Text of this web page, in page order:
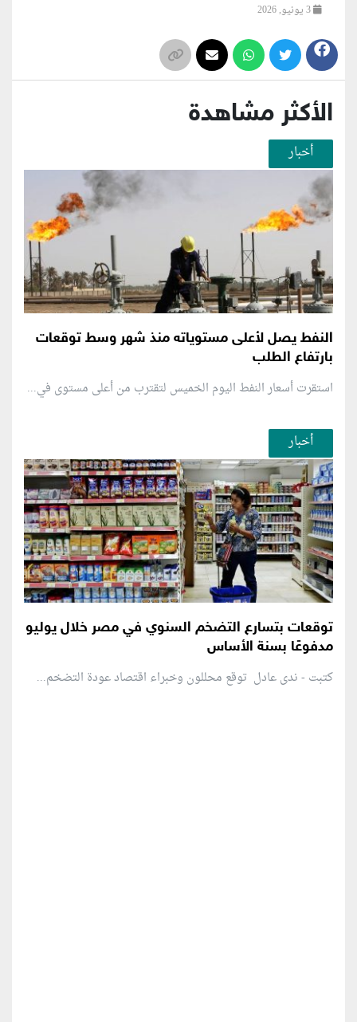
الأكثر مشاهدة
أخبار
النفط يصل لأعلى مستوياته منذ شهر وسط توقعات
بارتفاع الطلب
استقرت أسعار النفط اليوم الخميس لتقترب من أعلى مستوى في...
أخبار
توقعات بتسارع التضخم السنوي في مصر خلال يوليو
مدفوعًا بسنة الأساس
كتبت - ندى عادل توقع محللون وخبراء اقتصاد عودة التضخم...